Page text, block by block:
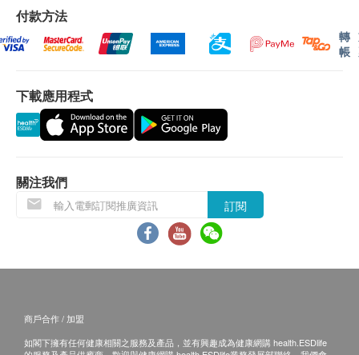
(1) 親身領取：親身前往童珀醫療
(2) 電話講解報告(電子報告)
(3) 電話講解報告(自取報告)
*取報告前請聯絡童珀醫療
郵寄報告
b.國內或澳門收取$50郵費；
c.海外收取$100郵費
備註
如果客戶已完成電話或面解服務,若再要求講解,需
付款方法
轉
帳
下載應用程式
關注我們
訂閱
商戶合作 / 加盟
如閣下擁有任何健康相關之服務及產品，並有興趣成為健康網購 health.ESDlife